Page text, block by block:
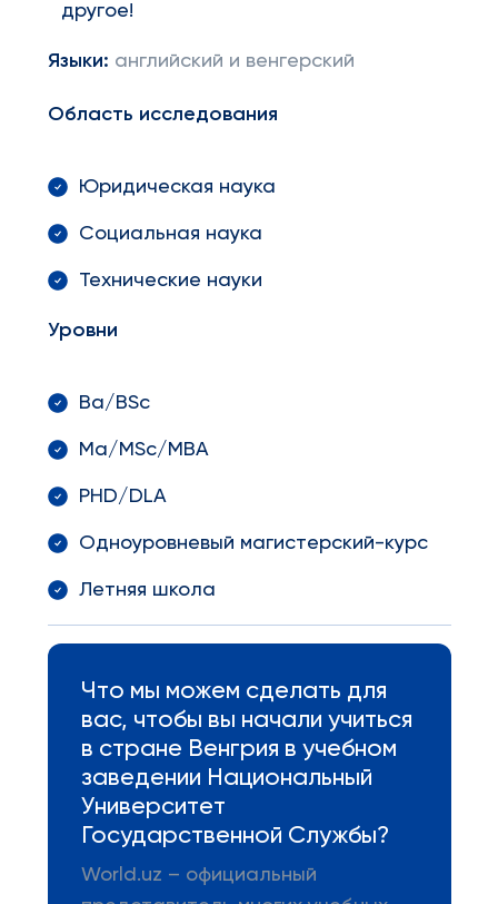
другое!
Языки: английский и венгерский
Область исследования
Юридическая наука
Социальная наука
Технические науки
Уровни
Ba/BSc
Ma/MSc/MBA
PHD/DLA
Одноуровневый магистерский-курс
Летняя школа
Что мы можем сделать для
вас, чтобы вы начали учиться
в стране Венгрия в учебном
заведении Национальный
Университет
Государственной Службы?
World.uz – официальный